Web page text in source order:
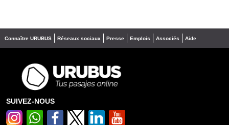
Connaître URUBUS Réseaux sociaux Presse Emplois Associés Aide
SUIVEZ-NOUS